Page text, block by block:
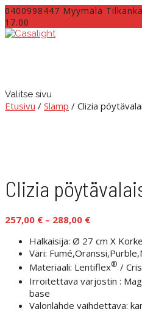
0400998447 Myymälä
17.00
Valitse sivu
Etusivu / Slamp / Clizia
Clizia
257,00 € – 288,00 €Hintaluokka:
-
288,00 €
Halkaisija: Ø 27 cm X
Väri:
Materiaali: Lentiflex® /
Irroitettava varjostin :
base
Valonlähde vaihdettava: